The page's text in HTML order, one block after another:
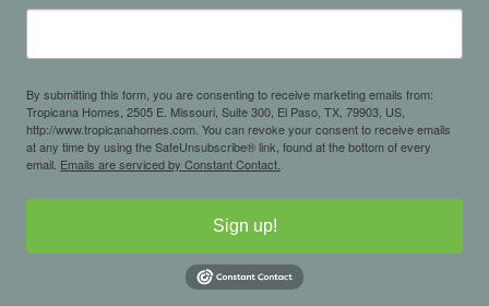
By submitting this form, you are consenting to receive marketing emails from:
Tropicana Homes, 2505 E. Missouri, Suite 300, El Paso, TX, 79903, US,
http://www.tropicanahomes.com. You can revoke your consent to receive emails
at any time by using the SafeUnsubscribe® link, found at the bottom of every
email. Emails are serviced by Constant Contact.
Sign up!